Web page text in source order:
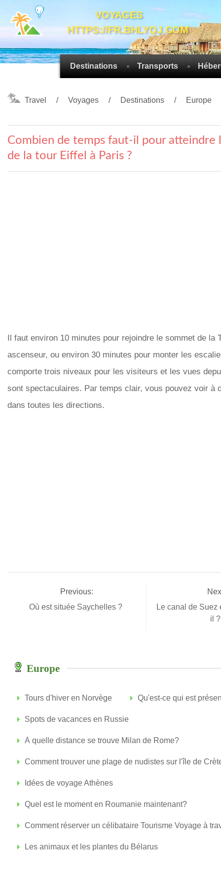
VOYAGES
HTTPS://FR.BHLYQJ.COM
Destinations Transports
Travel Voyages Destinations Europe
Combien de temps faut-il pour atteindre
de la tour Eiffel à Paris ?
Il faut environ 10 minutes pour rejoindre le sommet de la
ascenseur, ou environ 30 minutes pour monter les
comporte trois niveaux pour les visiteurs et les vues
sont spectaculaires. Par temps clair, vous pouvez voir à
dans toutes les directions.
Previous:
Où est située Saychelles ?
Le canal de Suez
il
Europe
Tours d'hiver en Norvège Qu'est-ce qui est
Spots de vacances en Russie
À quelle distance se trouve Milan de Rome?
Comment trouver une plage de nudistes sur l'île de
Idées de voyage Athènes
Quel est le moment en Roumanie maintenant?
Comment réserver un célibataire Tourisme Voyage à
Les animaux et les plantes du Bélarus